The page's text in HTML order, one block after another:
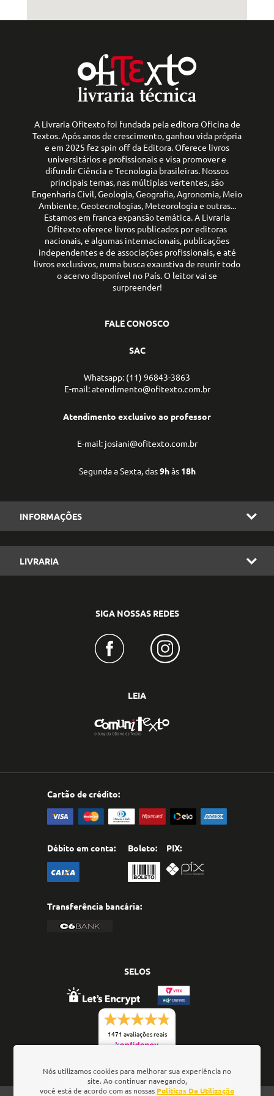
A Livraria Ofitexto foi fundada pela editora Oficina de
Textos. Após anos de crescimento, ganhou vida própria
e em 2025 fez spin off da Editora. Oferece livros
universitários e profissionais e visa promover e
difundir Ciência e Tecnologia brasileiras. Nossos
principais temas, nas múltiplas vertentes, são
Engenharia Civil, Geologia, Geografia, Agronomia, Meio
Ambiente, Geotecnologias, Meteorologia e outras...
Estamos em franca expansão temática. A Livraria
Ofitexto oferece livros publicados por editoras
nacionais, e algumas internacionais, publicações
independentes e de associações profissionais, e até
livros exclusivos, numa busca exaustiva de reunir todo
o acervo disponível no País. O leitor vai se
surpreender!
FALE CONOSCO
SAC
Whatsapp: (11) 96843-3863
E-mail: atendimento@ofitexto.com.br
Atendimento exclusivo ao professor
E-mail: josiani@ofitexto.com.br
Segunda a Sexta, das9hàs 18h
INFORMAÇÕES
LIVRARIA
SIGA NOSSAS REDES
LEIA
Cartão de crédito:
Débito em conta: Boleto: PIX:
Transferência bancária:
SELOS
1471 avaliações reais
Nós utilizamos cookies para melhorar sua experiência no
site. Ao continuar navegando,
você está de acordo com as nossas Políticas De Utilização